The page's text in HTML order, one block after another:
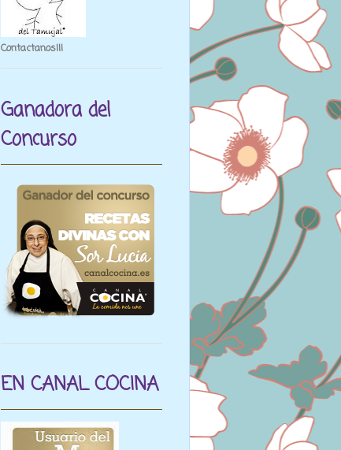
Contactanos¡¡¡
Ganadora del
Concurso
EN CANAL COCINA